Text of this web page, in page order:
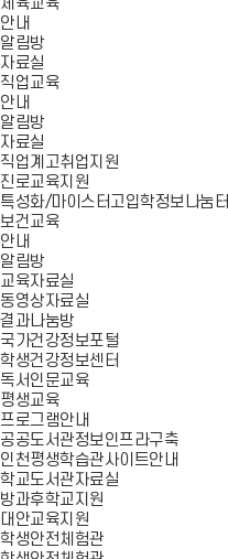
체육교육
안내
알림방
자료실
직업교육
안내
알림방
자료실
직업계고취업지원
진로교육지원
특성화/마이스터고입학정보나눔터
보건교육
안내
알림방
교육자료실
동영상자료실
결과나눔방
국가건강정보포털
학생건강정보센터
독서인문교육
평생교육
프로그램안내
공공도서관정보인프라구축
인천평생학습관사이트안내
학교도서관자료실
방과후학교지원
대안교육지원
학생안전체험관